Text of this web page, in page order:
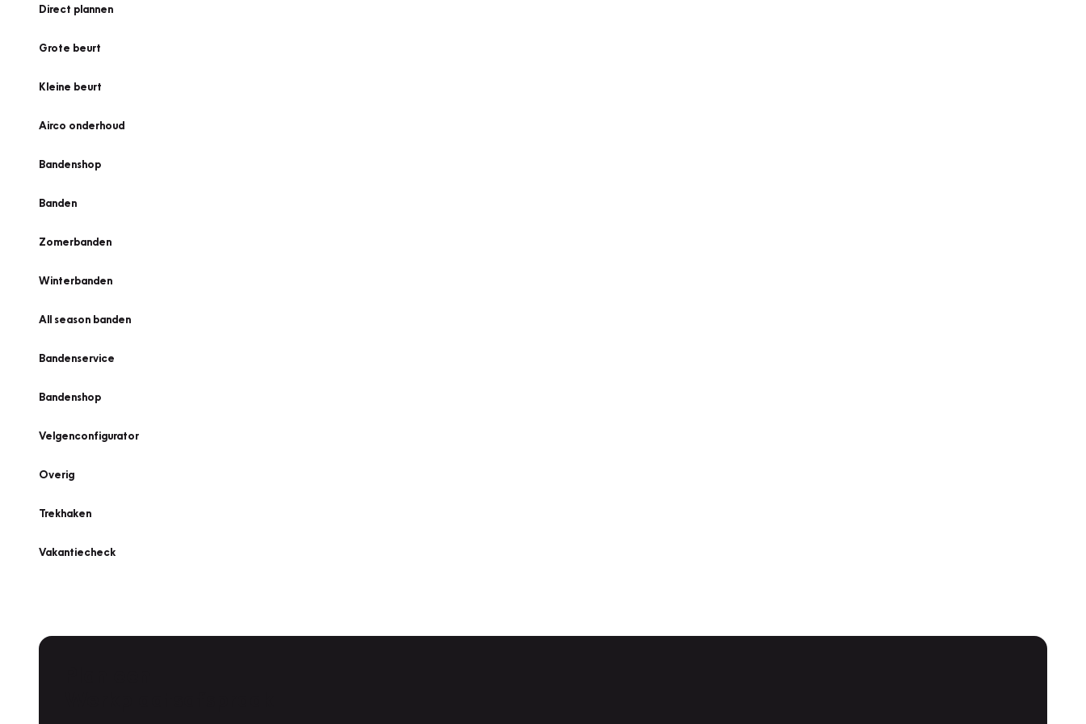
Direct plannen
Grote beurt
Kleine beurt
Airco onderhoud
Bandenshop
Banden
Zomerbanden
Winterbanden
All season banden
Bandenservice
Bandenshop
Velgenconfigurator
Overig
Trekhaken
Vakantiecheck